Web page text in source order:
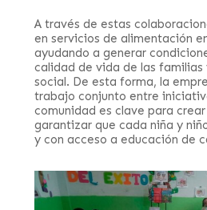
A través de estas
en servicios de alimentación
ayudando a generar
calidad de vida de las
social. De esta forma, la
trabajo conjunto entre
comunidad es clave para
garantizar que cada niña y
y con acceso a educación de